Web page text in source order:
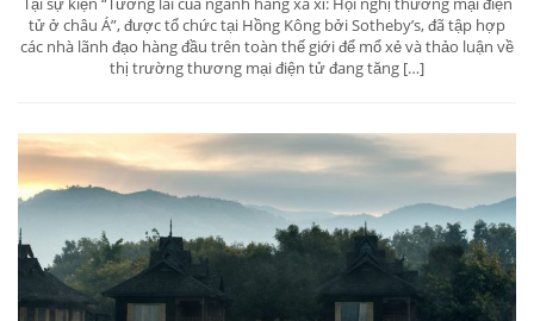
tử ở châu Á”, được tổ chức tại Hồng Kông bởi Sotheby’s, đã tập hợp
các nhà lãnh đạo hàng đầu trên toàn thế giới để mổ xẻ và thảo luận về
thị trường thương mại điện tử đang tăng […]